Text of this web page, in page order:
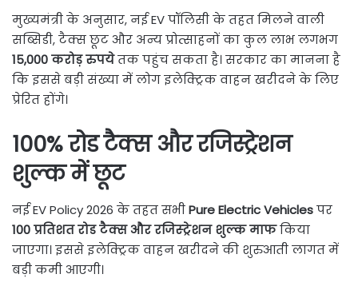
मुख्यमंत्री के अनुसार, नई EV पॉलिसी के तहत मिलने वाली
सब्सिडी, टैक्स छूट और अन्य प्रोत्साहनों का कुल लाभ लगभग
15,000 करोड़ रुपयेतक पहुंच सकता है। सरकार का मानना है
कि इससे बड़ी संख्या में लोग इलेक्ट्रिक वाहन खरीदने के लिए
प्रेरित होंगे।
100% रोड टैक्स और रजिस्ट्रेशन
शुल्क में छूट
नई EV Policy 2026 के तहत सभीPure Electric Vehiclesपर
100 प्रतिशत रोड टैक्स और रजिस्ट्रेशन शुल्क माफकिया
जाएगा। इससे इलेक्ट्रिक वाहन खरीदने की शुरुआती लागत में
बड़ी कमी आएगी।